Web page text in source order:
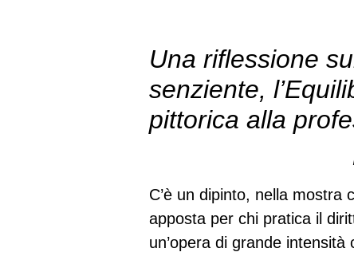
Una riflessione
senziente,
pittorica alla
C’è un dipinto, nella
apposta per chi pratica il
un’opera di grande